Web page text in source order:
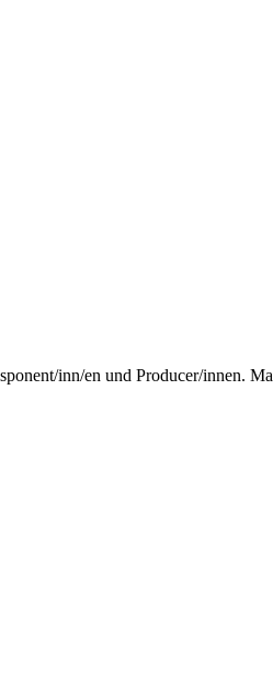
inn/en und Producer/innen.